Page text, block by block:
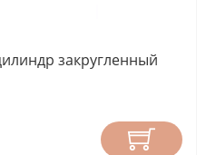
закругленный